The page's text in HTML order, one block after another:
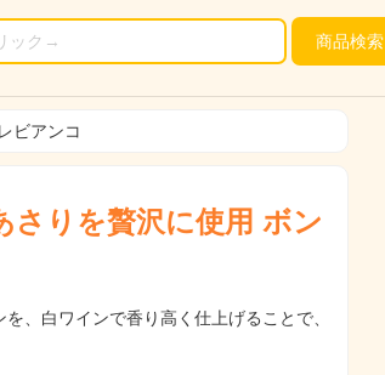
商品検索
ビアンコ
りを贅沢に使用 ボン
、白ワインで香り高く仕上げることで、